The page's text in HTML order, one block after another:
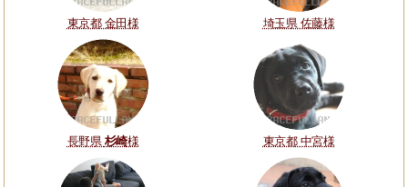
東京都 金田様 埼玉県 佐藤様
長野県 杉崎様 東京都 中宮様